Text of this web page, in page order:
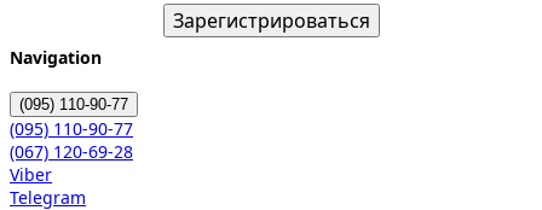
Зарегистрироваться
Navigation
(095) 110-90-77
(095) 110-90-77
(067) 120-69-28
Viber
Telegram